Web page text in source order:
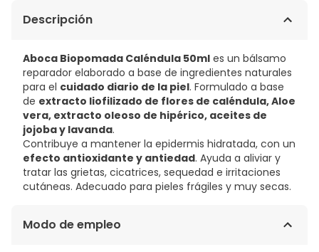
Descripción
Aboca Biopomada Caléndula 50ml es un bálsamo
reparador elaborado a base de ingredientes naturales
para el cuidado diario de la piel. Formulado a base
de extracto liofilizado de flores de caléndula, Aloe
vera, extracto oleoso de hipérico, aceites de
jojoba y lavanda.
Contribuye a mantener la epidermis hidratada, con un
efecto antioxidante y antiedad. Ayuda a aliviar y
tratar las grietas, cicatrices, sequedad e irritaciones
cutáneas. Adecuado para pieles frágiles y muy secas.
Modo de empleo